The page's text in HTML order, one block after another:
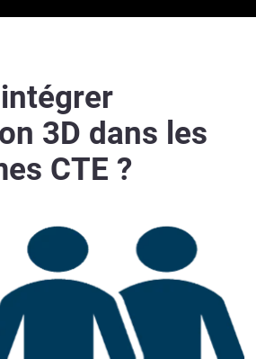
3D dans les
CTE ?